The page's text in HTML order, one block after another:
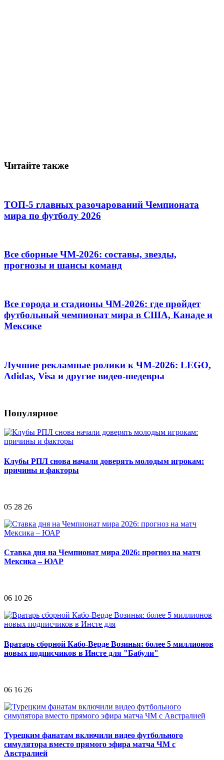
Читайте также
ТОП-5 главных разочарований Чемпионата
мира по футболу 2026
Все сборные ЧМ-2026: составы, звезды,
прогнозы и шансы команд
Все города и стадионы ЧМ-2026: где пройдет
футбольный чемпионат мира в США, Канаде и
Мексике
Лучшие рекламные ролики к ЧМ-2026: LEGO,
Adidas, Visa и другие видео-шедевры
Популярное
Клубы РПЛ снова начали доверять молодым игрокам:
причины и факторы
05 28 26
Ставка дня на Чемпионат мира 2026: прогноз на матч
Мексика – ЮАР
06 10 26
Вратарь сборной Кабо-Верде Возинья: более 5 миллионов
новых подписчиков в Инсте для "Бабули"
06 16 26
Турецким фанатам включили видео футбольного
симулятора вместо прямого эфира матча ЧМ с
Австралией